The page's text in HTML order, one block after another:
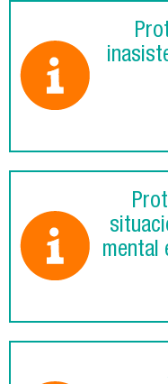
mental